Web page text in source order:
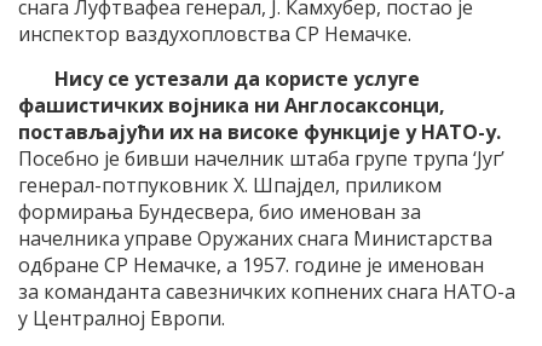
снага Луфтвафеа генерал, Ј. Камхубер, постао је
инспектор ваздухопловства СР Немачке.
Нису се устезали да користе услуге
фашистичких војника ни Англосаксонци,
постављајући их на високе функције у НАТО-у.
Посебно је бивши начелник штаба групе трупа ‘Југ’
генерал-потпуковник Х. Шпајдел, приликом
формирања Бундесвера, био именован за
начелника управе Оружаних снага Министарства
одбране СР Немачке, а 1957. године је именован
за команданта савезничких копнених снага НАТО-а
у Централној Европи.